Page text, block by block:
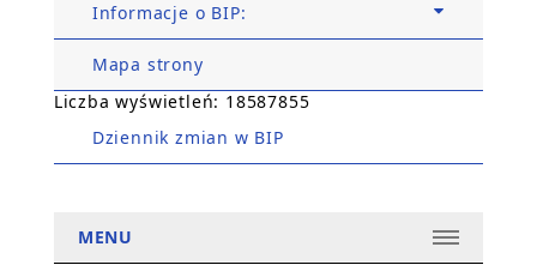
Informacje o BIP:
Mapa strony
Liczba wyświetleń: 18587855
Dziennik zmian w BIP
MENU